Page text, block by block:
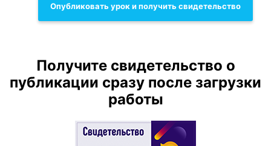
Опубликовать урок и получить свидетельство
Получите свидетельство о
публикации сразу после загрузки
работы